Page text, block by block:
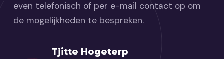
even telefonisch of per e-mail contact op om
de mogelijkheden te bespreken.
Tjitte Hogeterp